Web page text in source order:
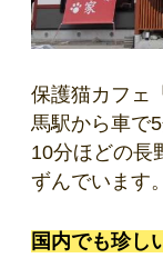
保護猫カフェ
馬駅から車で
10分ほどの長
ずんでいます。
国内でも珍し